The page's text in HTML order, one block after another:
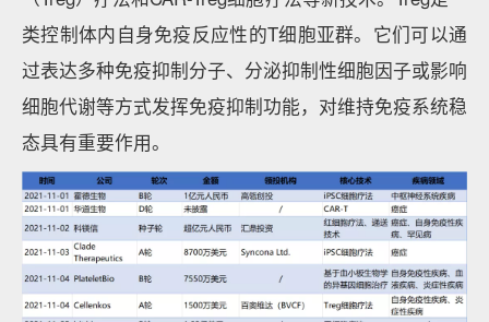
类控制体内自身免疫反应性的T细胞亚群。它们可以通
过表达多种免疫抑制分子、分泌抑制性细胞因子或影响
细胞代谢等方式发挥免疫抑制功能，对维持免疫系统稳
态具有重要作用。